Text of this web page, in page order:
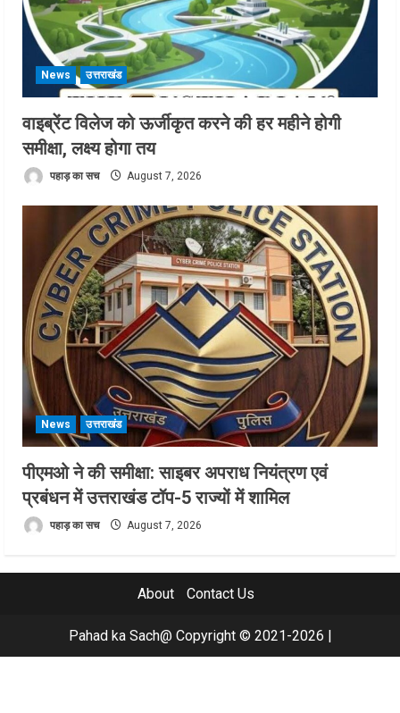
News उत्तराखंड
वाइब्रेंट विलेज को ऊर्जीकृत करने की हर महीने होगी
समीक्षा, लक्ष्य होगा तय
पहाड़ का सच August 7, 2026
News उत्तराखंड
पीएमओ ने की समीक्षा: साइबर अपराध नियंत्रण एवं
प्रबंधन में उत्तराखंड टॉप-5 राज्यों में शामिल
पहाड़ का सच August 7, 2026
About Contact Us
Pahad ka Sach@ Copyright © 2021-2026